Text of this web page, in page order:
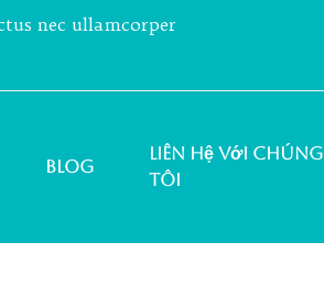
nec ullamcorper
Blog
Liên hệ với chúng
tôi